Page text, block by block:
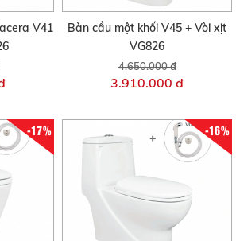
V41
Bàn cầu một khối V45 + Vòi xịt
VG826
4.650.000 đ
3.910.000 đ
-17% -16%